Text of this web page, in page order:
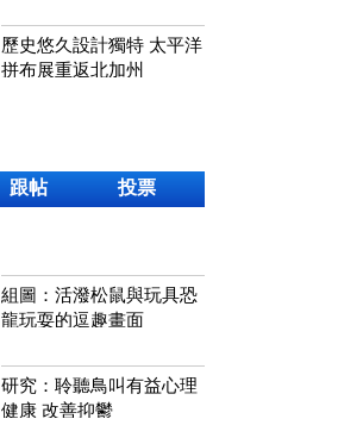
歷史悠久設計獨特 太平洋
拼布展重返北加州
跟帖 投票
組圖：活潑松鼠與玩具恐
龍玩耍的逗趣畫面
研究：聆聽鳥叫有益心理
健康 改善抑鬱